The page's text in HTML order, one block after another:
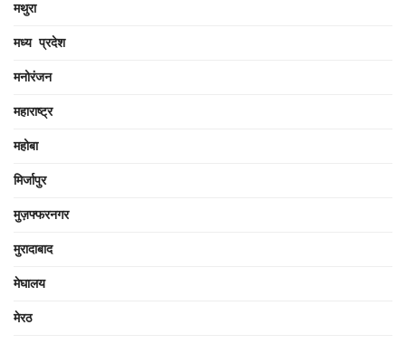
मथुरा
मध्य प्रदेश
मनोरंजन
महाराष्ट्र
महोबा
मिर्जापुर
मुज़फ्फरनगर
मुरादाबाद
मेघालय
मेरठ